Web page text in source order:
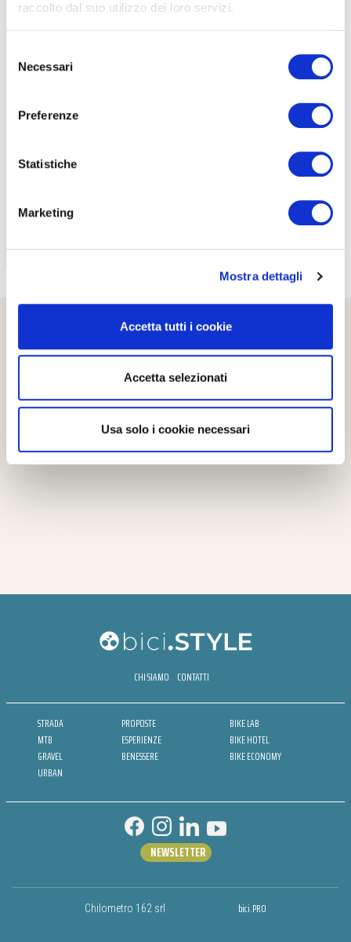
raccolto dal suo utilizzo dei loro servizi.
delNecessari
Preferenze
Statistiche
Marketing
Mostra dettagli
Accetta tutti i cookie
Accetta selezionati
Usa solo i cookie necessari
CHI SIAMO CONTATTI
STRADA
MTB
GRAVEL
URBAN
PROPOSTE
ESPERIENZE
BENESSERE
BIKE LAB
BIKE HOTEL
BIKE ECONOMY
Chilometro 162 srl bici.PRO
NEWSLETTER